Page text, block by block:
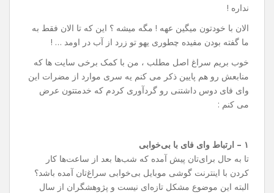
نداره !
الان با خودتون میگین عهه ! مگه میشه ؟ این که تا الان فقط به
ما گفته بودن مفیده چطوری یهو تو زرد از آب در اومد … !
خوب بریم سراغ اصل مطلب ، من با کمک برخی سایت ها که
منابعش رو هم پایین ذکر می کنم یه سری موارد از مضرات این
وای فای دوس داشتنی رو گردآوری کردم که خدمتتون عرض
می کنم :
۱ – ارتباط وای فای با بی‌خوابی
تا به حال برای‌تان پیش آمده که شب‌ها بعد از ساعت‌ها کار
کردن با اینترنت گوشی موبایل بی‌خوابی سراغ‌تان آمده باشد؟
البته این موضوع مشکل تازه‌ای نیست و پژوهشگران از سال